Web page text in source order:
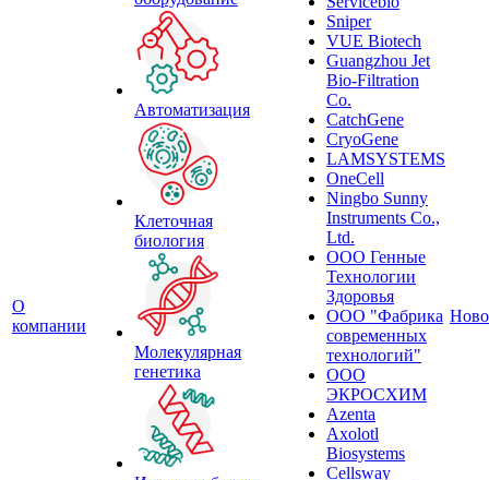
О
компании
Автоматизация
Клеточная
биология
Молекулярная
генетика
Sniper
VUE Biotech
Guangzhou Jet
Bio-Filtration
Co.
CatchGene
CryoGene
LAMSYSTEMS
OneCell
Ningbo Sunny
Instruments Co.,
Ltd.
ООО Генные
Технологии
Здоровья
ООО "Фабрика
современных
технологий"
ООО
ЭКРОСХИМ
Azenta
Axolotl
Biosystems
Cellsway